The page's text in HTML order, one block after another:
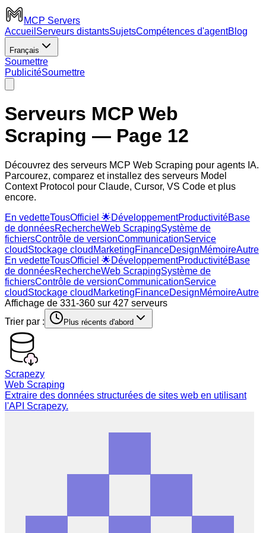
MCP Servers
Accueil Serveurs distantsSujetsCompétences d'agentBlog
Français
Soumettre
PublicitéSoumettre
Serveurs MCP Web
Scraping — Page 12
Découvrez des serveurs MCP Web Scraping pour agents IA.
Parcourez, comparez et installez des serveurs Model
Context Protocol pour Claude, Cursor, VS Code et plus
encore.
En vedetteTousOfficiel 🌟DéveloppementProductivitéBase
de donnéesRechercheWeb ScrapingSystème de
fichiersContrôle de versionCommunicationService
cloudStockage cloud MarketingFinanceDesignMémoireAutre
En vedetteTousOfficiel 🌟DéveloppementProductivitéBase
de donnéesRechercheWeb ScrapingSystème de
fichiersContrôle de versionCommunicationService
cloudStockage cloud MarketingFinanceDesignMémoireAutre
Affichage de 331-360 sur 427 serveurs
Trier par :
Plus récents d'abord
Scrapezy
Web Scraping
Extraire des données structurées de sites web en utilisant
l'API Scrapezy.